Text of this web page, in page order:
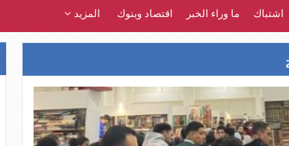
اشتباك ما وراء الخبر اقتصاد وبنوك المزيد